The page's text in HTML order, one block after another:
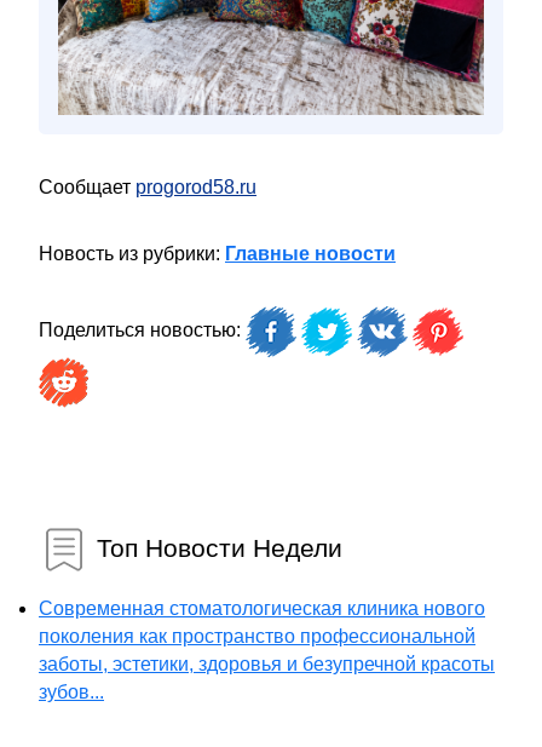
Сообщает progorod58.ru
Новость из рубрики: Главные новости
Поделиться новостью:
Топ Новости Недели
Современная стоматологическая клиника нового
поколения как пространство профессиональной
заботы, эстетики, здоровья и безупречной красоты
зубов...